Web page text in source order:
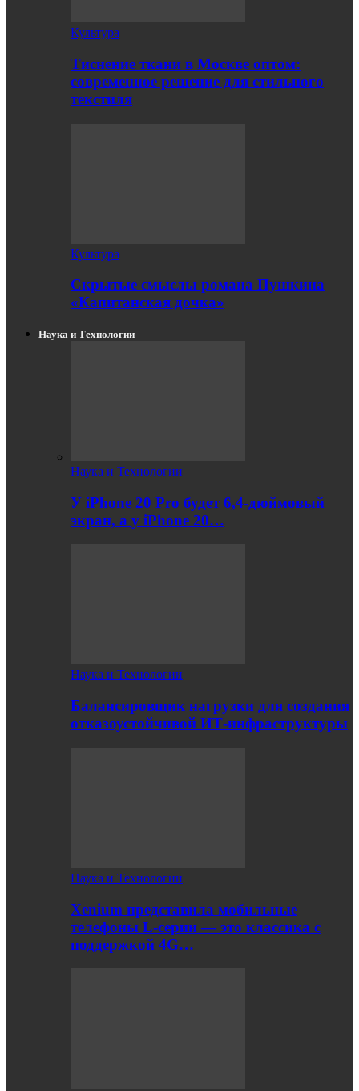
Культура
Тиснение ткани в Москве оптом:
современное решение для стильного
текстиля
Культура
Скрытые смыслы романа Пушкина
«Капитанская дочка»
Наука и Технологии
Наука и Технологии
У iPhone 20 Pro будет 6,4-дюймовый
экран, а у iPhone 20…
Наука и Технологии
Балансировщик нагрузки для создания
отказоустойчивой ИТ-инфраструктуры
Наука и Технологии
Xenium представила мобильные
телефоны L-серии — это классика с
поддержкой 4G…